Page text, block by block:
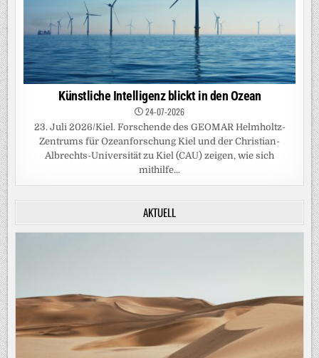
Künstliche Intelligenz blickt in den Ozean
24-07-2026
23. Juli 2026/Kiel. Forschende des GEOMAR Helmholtz-
Zentrums für Ozeanforschung Kiel und der Christian-
Albrechts-Universität zu Kiel (CAU) zeigen, wie sich
mithilfe...
AKTUELL